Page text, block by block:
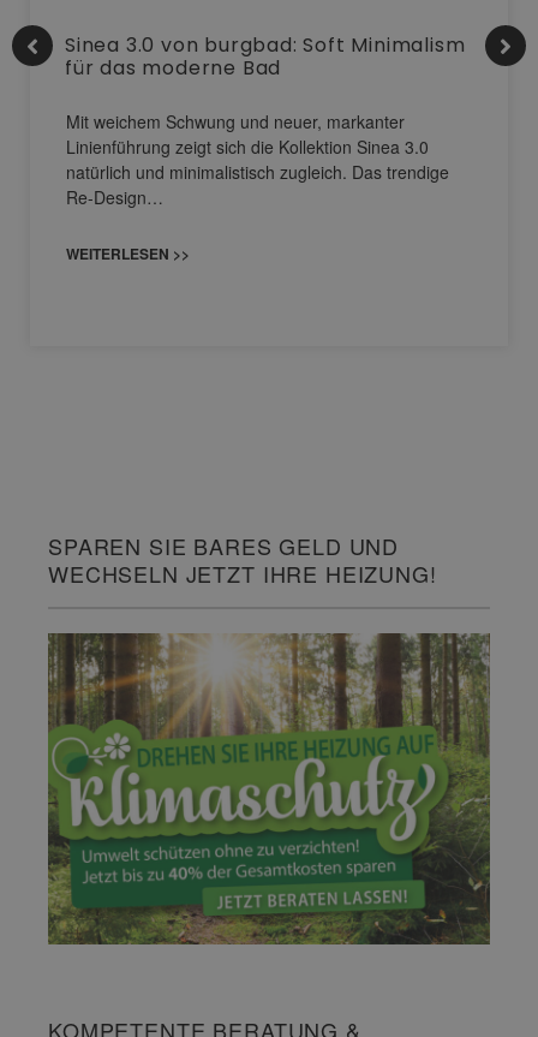
Sinea 3.0 von burgbad: Soft Minimalism
für das moderne Bad
Mit weichem Schwung und neuer, markanter
Linienführung zeigt sich die Kollektion Sinea 3.0
natürlich und minimalistisch zugleich. Das trendige
Re-Design…
WEITERLESEN >>
SPAREN SIE BARES GELD UND
WECHSELN JETZT IHRE HEIZUNG!
KOMPETENTE BERATUNG &